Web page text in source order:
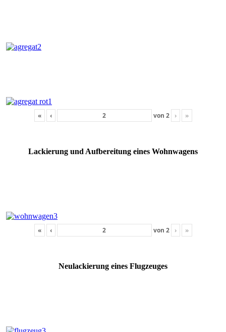
« ‹ von 2 › »
Lackierung und Aufbereitung eines Wohnwagens
« ‹ von 2 › »
Neulackierung eines Flugzeuges